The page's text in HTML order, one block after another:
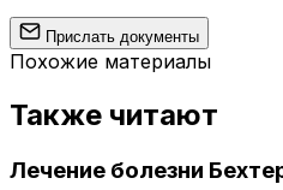
Прислать документы
Похожие материалы
Также читают
Лечение болезни